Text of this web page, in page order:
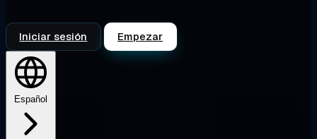
Iniciar sesión Empezar
Español